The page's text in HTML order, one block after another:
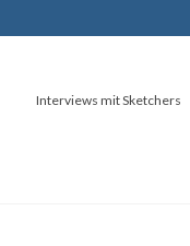
Interviews mit Sketchers